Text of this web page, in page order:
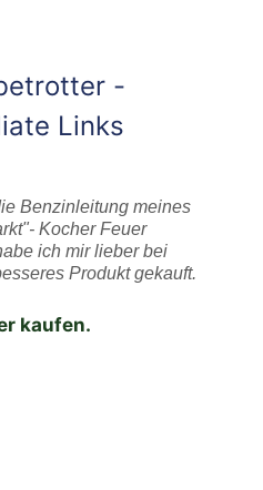
-
Links
Benzinleitung meines
Kocher Feuer
ich mir lieber bei
Produkt gekauft.
kaufen.